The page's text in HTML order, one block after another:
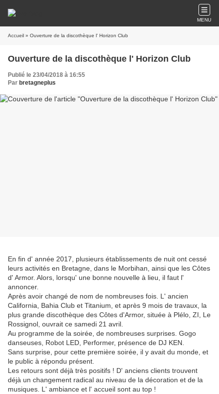
MENU
Accueil » Ouverture de la discothèque l' Horizon Club
Ouverture de la discothèque l' Horizon Club
Publié le 23/04/2018 à 16:55
Par bretagneplus
En fin d' année 2017, plusieurs établissements de nuit ont cessé
leurs activités en Bretagne, dans le Morbihan, ainsi que les Côtes
d' Armor. Alors, lorsqu' une bonne nouvelle à lieu, il faut l'
annoncer.
Après avoir changé de nom de nombreuses fois. L' ancien
California, Bahia Club et Titanium, et après 9 mois de travaux, la
plus grande discothèque des Côtes d'Armor, située à Plélo, ZI, Le
Rossignol, ouvrait ce samedi 21 avril.
Au programme de la soirée, de nombreuses surprises. Gogo
danseuses, Robot LED, Performer, présence de DJ KEN.
Sans surprise, pour cette première soirée, il y avait du monde, et
le public à répondu présent.
Les retours sont déjà très positifs ! D' anciens clients trouvent
déjà un changement radical au niveau de la décoration et de la
musiques. L' ambiance et l' accueil sont au top !